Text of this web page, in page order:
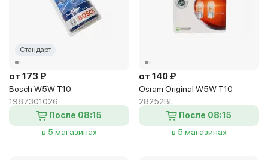
Стандарт
от 173 ₽
Bosch W5W T10
1987301026
После 08:15
в 5 магазинах
от 140 ₽
Osram Original W5W T10
28252BL
После 08:15
в 5 магазинах